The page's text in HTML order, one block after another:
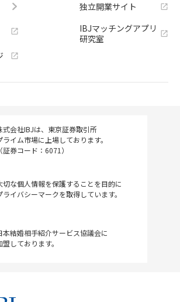
独立開業サイト
IBJマッチングアプリ
研究室
式会社IBJは、東京証券取引所
ライム市場に上場しております。
（証券コード：6071）
切な個人情報を保護することを目的に
ライバシーマークを取得しています。
本結婚相手紹介サービス協議会に
盟しております。